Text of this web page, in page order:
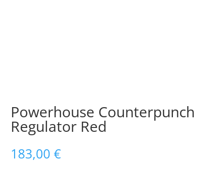
Powerhouse Counterpunch
Regulator Red
183,00€